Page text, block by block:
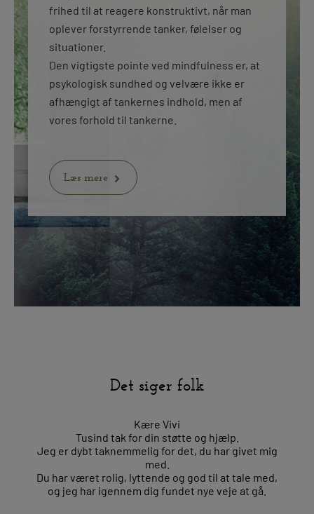
frihed til at reagere konstruktivt, når man
oplever forstyrrende tanker, følelser og
situationer.
Den vigtigste pointe ved mindfulness er, at
psykologisk sundhed og velvære ikke er
afhængigt af tankernes indhold, men af
vores forhold til tankerne.
Læs mere
Det siger folk
Kære Vivi
Tusind tak for din støtte og hjælp.
Jeg er dybt taknemmelig for det, du har givet mig
med.
Du har været rolig, lyttende og god til at tale med,
og jeg har igennem dig fundet nye veje at gå.